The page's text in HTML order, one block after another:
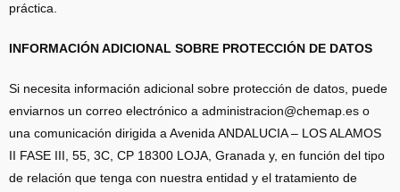
práctica.
INFORMACIÓN ADICIONAL SOBRE PROTECCIÓN DE DATOS
Si necesita información adicional sobre protección de datos, puede
enviarnos un correo electrónico a administracion@chemap.es o
una comunicación dirigida a Avenida ANDALUCIA – LOS ALAMOS
II FASE III, 55, 3C, CP 18300 LOJA, Granada y, en función del tipo
de relación que tenga con nuestra entidad y el tratamiento de